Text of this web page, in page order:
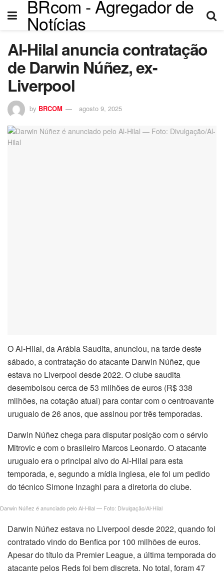
BRcom - Agregador de
Notícias
Al-Hilal anuncia contratação
de Darwin Núñez, ex-
Liverpool
by BRCOM agosto 9, 2025
O Al-Hilal, da Arábia Saudita, anunciou, na tarde deste
sábado, a contratação do atacante Darwin Núñez, que
estava no Liverpool desde 2022. O clube saudita
desembolsou cerca de 53 milhões de euros (R$ 338
milhões, na cotação atual) para contar com o centroavante
uruguaio de 26 anos, que assinou por três temporadas.
Darwin Núñez chega para disputar posição com o sérvio
Mitrovic e com o brasileiro Marcos Leonardo. O atacante
uruguaio era o principal alvo do Al-Hilal para esta
temporada, e, segundo a mídia inglesa, ele foi um pedido
do técnico Simone Inzaghi para a diretoria do clube.
Darwin Núñez é anunciado pelo Al-Hilal — Foto: Divulgação/Al-Hilal
Darwin Núñez estava no Liverpool desde 2022, quando foi
contratado vindo do Benfica por 100 milhões de euros.
Apesar do título da Premier League, a última temporada do
atacante pelos Reds foi bem discreta. No total, foram 47